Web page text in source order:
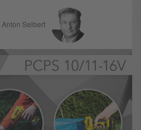
Anton Seibert